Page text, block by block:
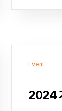
Event
2024